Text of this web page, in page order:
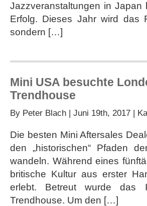
Yokohama
zum
dritten
Jazzveranstaltungen in
Erfolg. Dieses Jahr wird das
sondern […]
Mini USA besuchte
Trendhouse
By Peter Blach | Juni 19th, 2017 |
Die besten Mini Aftersales
den „historischen“ Pfaden
wandeln. Während eines
britische Kultur aus erster
erlebt. Betreut wurde das
Trendhouse. Um den […]